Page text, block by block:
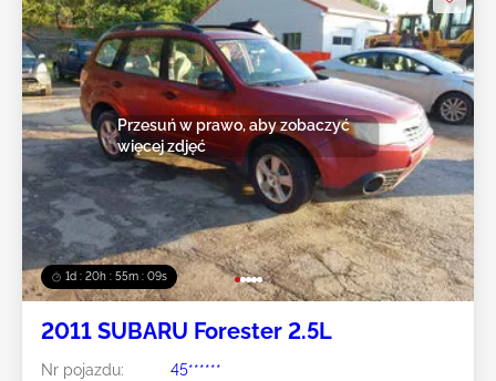
1d : 20h : 55m : 07s
Przesuń w prawo, aby zobaczyć
więcej zdjęć
2011 SUBARU Forester 2.5L
Nr pojazdu:
45******